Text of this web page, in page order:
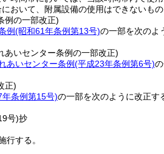
おいて、附属設備の使用はできないもの
例の一部改正)
例(昭和61年条例第13号)の一部を次のよ
あいセンター条例の一部改正)
あいセンター条例(平成23年条例第6号)
正)
年条例第15号)の一部を次のように改正す
号)抄
行する。